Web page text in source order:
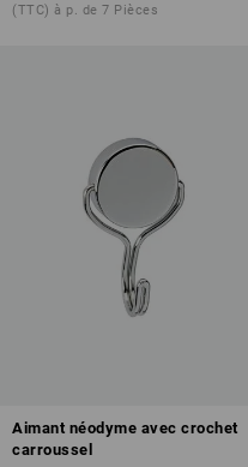
(TTC) à p. de 7 Pièces
Aimant néodyme avec crochet
carroussel